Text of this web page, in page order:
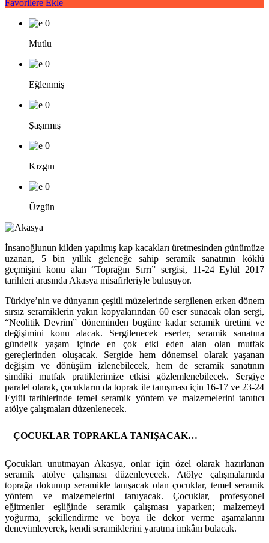
Favorilere Ekle
0
Mutlu
0
Eğlenmiş
0
Şaşırmış
0
Kızgın
0
Üzgün
İnsanoğlunun kilden yapılmış kap kacakları üretmesinden günümüze
uzanan, 5 bin yıllık geleneğe sahip seramik sanatının köklü
geçmişini konu alan “Toprağın Sırrı” sergisi, 11-24 Eylül 2017
tarihleri arasında Akasya misafirleriyle buluşuyor.
Türkiye’nin ve dünyanın çeşitli müzelerinde sergilenen erken dönem
sırsız seramiklerin yakın kopyalarından 60 eser sunacak olan sergi,
“Neolitik Devrim” döneminden bugüne kadar seramik üretimi ve
değişimini konu alacak. Sergilenecek eserler, seramik sanatına
gündelik yaşam içinde en çok etki eden alan olan mutfak
gereçlerinden oluşacak. Sergide hem dönemsel olarak yaşanan
değişim ve dönüşüm izlenebilecek, hem de seramik sanatının
şimdiki mutfak pratiklerimize etkisi gözlemlenebilecek. Sergiye
paralel olarak, çocukların da toprak ile tanışması için 16-17 ve 23-24
Eylül tarihlerinde temel seramik yöntem ve malzemelerini tanıtıcı
atölye çalışmaları düzenlenecek.
ÇOCUKLAR TOPRAKLA TANIŞACAK…
Çocukları unutmayan Akasya, onlar için özel olarak hazırlanan
seramik atölye çalışması düzenleyecek. Atölye çalışmalarında
toprağa dokunup seramikle tanışacak olan çocuklar, temel seramik
yöntem ve malzemelerini tanıyacak. Çocuklar, profesyonel
eğitmenler eşliğinde seramik çalışması yaparken; malzemeyi
yoğurma, şekillendirme ve boya ile dekor verme aşamalarını
deneyimleyerek, kendi seramiklerini yaratma imkânı bulacak.